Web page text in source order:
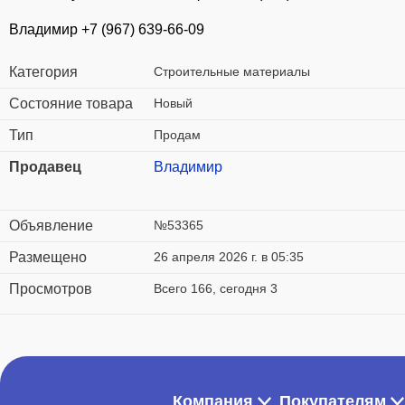
Владимир +7 (967) 639-66-09
Категория Строительные материалы
Состояние товара Новый
Тип Продам
Продавец Владимир
Объявление №53365
Размещено 26 апреля 2026 г. в 05:35
Просмотров Всего 166, сегодня 3
Компания Покупателям